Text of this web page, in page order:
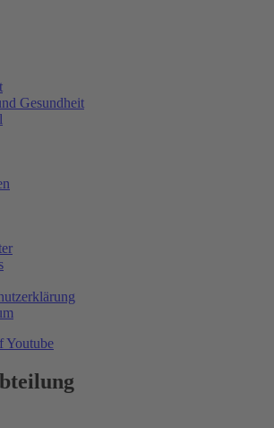
Gesundheit
Youtube